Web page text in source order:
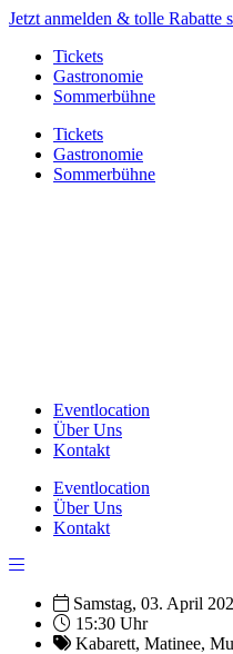
Jetzt anmelden & tolle Rabatte
Tickets
Gastronomie
Sommerbühne
Tickets
Gastronomie
Sommerbühne
Eventlocation
Über Uns
Kontakt
Eventlocation
Über Uns
Kontakt
Samstag, 03. April
15:30 Uhr
Kabarett, Matinee,